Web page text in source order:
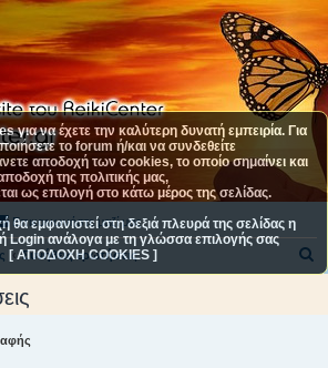
Επικοινωνήστε μαζί μας
Συνήθεις ερωτήσεις
για να έχετε την καλύτερη δυνατή εμπειρία. Για
το forum ή/και να συνδεθείτε
αποδοχή των cookies, το οποίο σημαίνει και
της πολιτικής μας,
ως επιλογή στο κάτω μέρος της σελίδας.
εμφανιστεί στη δεξιά πλευρά της σελίδας η
Login ανάλογα με τη γλώσσα επιλογής σας
[ ΑΠΟΔΟΧΗ COOKIES ]